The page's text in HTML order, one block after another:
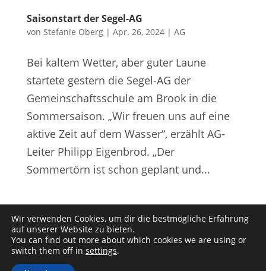
Saisonstart der Segel-AG
von Stefanie Oberg| Apr. 26, 2024| AG
Bei kaltem Wetter, aber guter Laune
startete gestern die Segel-AG der
Gemeinschaftsschule am Brook in die
Sommersaison. „Wir freuen uns auf eine
aktive Zeit auf dem Wasser“, erzählt AG-
Leiter Philipp Eigenbrod. „Der
Sommertörn ist schon geplant und...
Nächste Einträge »
Kontakt Impressum
Datenschutz
YouTube
Wir verwenden Cookies, um dir die bestmögliche Erfahrung
auf unserer Website zu bieten.
You can find out more about which cookies we are using or
switch them off in settings.